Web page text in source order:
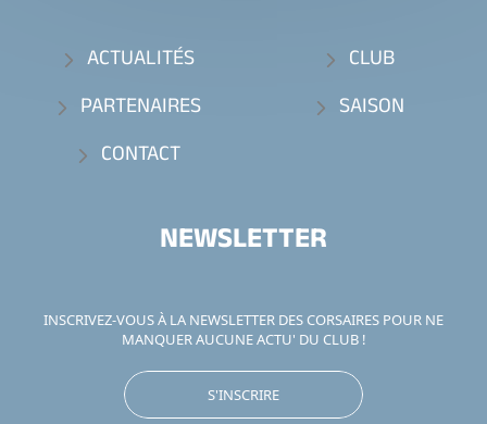
ACTUALITÉS
CLUB
PARTENAIRES
SAISON
CONTACT
NEWSLETTER
INSCRIVEZ-VOUS À LA NEWSLETTER DES CORSAIRES POUR NE
MANQUER AUCUNE ACTU' DU CLUB !
S'INSCRIRE